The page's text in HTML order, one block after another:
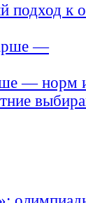
подход к
— норм